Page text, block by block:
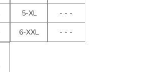
5-XL
- - -
6-XXL
- - -